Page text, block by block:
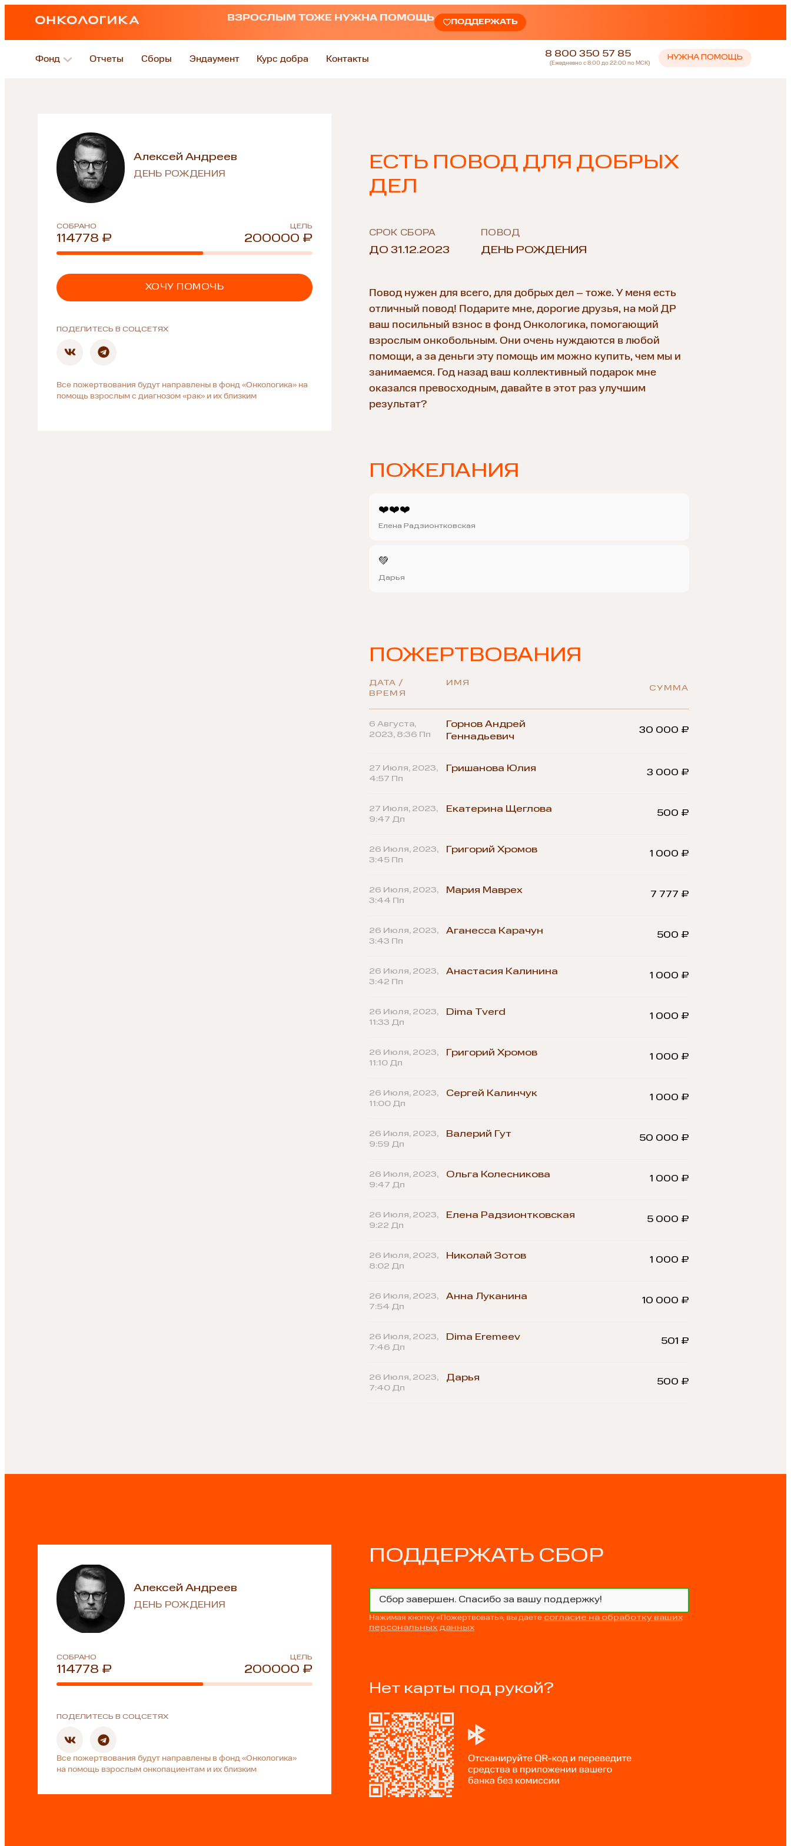
ВЗРОСЛЫМ ТОЖЕ НУЖНА ПОМОЩЬ ПОДДЕРЖАТЬ
Фонд Отчеты Сборы Эндаумент Курс добра Контакты
8 800 350 57 85
(Ежедневно с 8:00 до 22:00 по МСК)
НУЖНА ПОМОЩЬ
Алексей Андреев
ДЕНЬ РОЖДЕНИЯ
СОБРАНО ЦЕЛЬ
114778 ₽ 200000 ₽
ХОЧУ ПОМОЧЬ
ПОДЕЛИТЕСЬ В СОЦСЕТЯХ
Все пожертвования будут направлены в фонд «Онкологика» на
помощь взрослым с диагнозом «рак» и их близким
ЕСТЬ ПОВОД ДЛЯ ДОБРЫХ
ДЕЛ
СРОК СБОРА
ДО 31.12.2023
ПОВОД
ДЕНЬ РОЖДЕНИЯ
Повод нужен для всего, для добрых дел – тоже. У меня есть
отличный повод! Подарите мне, дорогие друзья, на мой ДР
ваш посильный взнос в фонд Онкологика, помогающий
взрослым онкобольным. Они очень нуждаются в любой
помощи, а за деньги эту помощь им можно купить, чем мы и
занимаемся. Год назад ваш коллективный подарок мне
оказался превосходным, давайте в этот раз улучшим
результат?
ПОЖЕЛАНИЯ
❤️❤️❤️
Елена Радзионтковская
💚
Дарья
ПОЖЕРТВОВАНИЯ
ДАТА /
ВРЕМЯ
ИМЯ
СУММА
6 Августа,
2023, 8:36 Пп
Горнов Андрей
Геннадьевич
30 000 ₽
27 Июля, 2023,
4:57 Пп
Гришанова Юлия 3 000 ₽
27 Июля, 2023,
9:47 Дп
Екатерина Щеглова 500 ₽
26 Июля, 2023,
3:45 Пп
Григорий Хромов 1 000 ₽
26 Июля, 2023,
3:44 Пп
Мария Маврех 7 777 ₽
26 Июля, 2023,
3:43 Пп
Аганесса Карачун 500 ₽
26 Июля, 2023,
3:42 Пп
Анастасия Калинина 1 000 ₽
26 Июля, 2023,
11:33 Дп
Dima Tverd 1 000 ₽
26 Июля, 2023,
11:10 Дп
Григорий Хромов 1 000 ₽
26 Июля, 2023,
11:00 Дп
Сергей Калинчук 1 000 ₽
26 Июля, 2023,
9:59 Дп
Валерий Гут 50 000 ₽
26 Июля, 2023,
9:47 Дп
Ольга Колесникова 1 000 ₽
26 Июля, 2023,
9:22 Дп
Елена Радзионтковская 5 000 ₽
26 Июля, 2023,
8:02 Дп
Николай Зотов 1 000 ₽
26 Июля, 2023,
7:54 Дп
Анна Луканина 10 000 ₽
26 Июля, 2023,
7:46 Дп
Dima Eremeev 501 ₽
26 Июля, 2023,
7:40 Дп
Дарья 500 ₽
Алексей Андреев
ДЕНЬ РОЖДЕНИЯ
СОБРАНО ЦЕЛЬ
114778 ₽ 200000 ₽
ПОДЕЛИТЕСЬ В СОЦСЕТЯХ
Все пожертвования будут направлены в фонд «Онкологика»
на помощь взрослым онкопациентам и их близким
ПОДДЕРЖАТЬ СБОР
Сбор завершен. Спасибо за вашу поддержку!
Нажимая кнопку «Пожертвовать», вы даете согласие на обработку ваших
персональных данных
Нет карты под рукой?